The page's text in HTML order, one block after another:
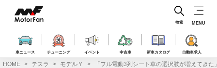
ス
車ニュース チューニング イベント 中古車 新車カタログ 自動車求人
検索 MENU
HOME テスラ モデルＹ 「フル電動3列シート車の選択肢が増えてき